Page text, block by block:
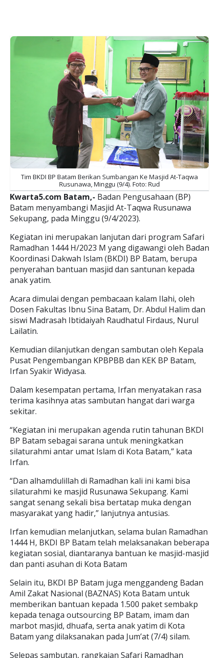
Tim BKDI BP Batam Berikan Sumbangan Ke Masjid At-Taqwa
Rusunawa, Minggu (9/4). Foto: Rud
Kwarta5.com Batam,- Badan Pengusahaan (BP)
Batam menyambangi Masjid At-Taqwa Rusunawa
Sekupang, pada Minggu (9/4/2023).
Kegiatan ini merupakan lanjutan dari program Safari
Ramadhan 1444 H/2023 M yang digawangi oleh Badan
Koordinasi Dakwah Islam (BKDI) BP Batam, berupa
penyerahan bantuan masjid dan santunan kepada
anak yatim.
Acara dimulai dengan pembacaan kalam Ilahi, oleh
Dosen Fakultas Ibnu Sina Batam, Dr. Abdul Halim dan
siswi Madrasah Ibtidaiyah Raudhatul Firdaus, Nurul
Lailatin.
Kemudian dilanjutkan dengan sambutan oleh Kepala
Pusat Pengembangan KPBPBB dan KEK BP Batam,
Irfan Syakir Widyasa.
Dalam kesempatan pertama, Irfan menyatakan rasa
terima kasihnya atas sambutan hangat dari warga
sekitar.
“Kegiatan ini merupakan agenda rutin tahunan BKDI
BP Batam sebagai sarana untuk meningkatkan
silaturahmi antar umat Islam di Kota Batam,” kata
Irfan.
“Dan alhamdulillah di Ramadhan kali ini kami bisa
silaturahmi ke masjid Rusunawa Sekupang. Kami
sangat senang sekali bisa bertatap muka dengan
masyarakat yang hadir,” lanjutnya antusias.
Irfan kemudian melanjutkan, selama bulan Ramadhan
1444 H, BKDI BP Batam telah melaksanakan beberapa
kegiatan sosial, diantaranya bantuan ke masjid-masjid
dan panti asuhan di Kota Batam
Selain itu, BKDI BP Batam juga menggandeng Badan
Amil Zakat Nasional (BAZNAS) Kota Batam untuk
memberikan bantuan kepada 1.500 paket sembakp
kepada tenaga outsourcing BP Batam, imam dan
marbot masjid, dhuafa, serta anak yatim di Kota
Batam yang dilaksanakan pada Jum’at (7/4) silam.
Selepas sambutan, rangkaian Safari Ramadhan